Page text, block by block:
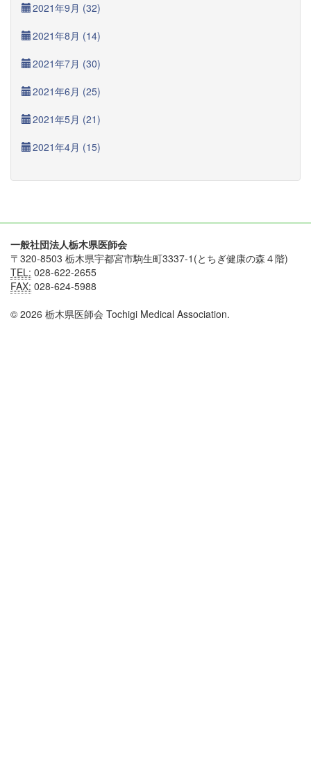
2021年9月 (32)
2021年8月 (14)
2021年7月 (30)
2021年6月 (25)
2021年5月 (21)
2021年4月 (15)
一般社団法人栃木県医師会
〒320-8503 栃木県宇都宮市駒生町3337-1(とちぎ健康の森４階)
TEL: 028-622-2655
FAX: 028-624-5988
© 2026 栃木県医師会 Tochigi Medical Association.